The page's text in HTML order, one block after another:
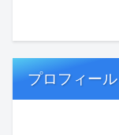
プロフィール